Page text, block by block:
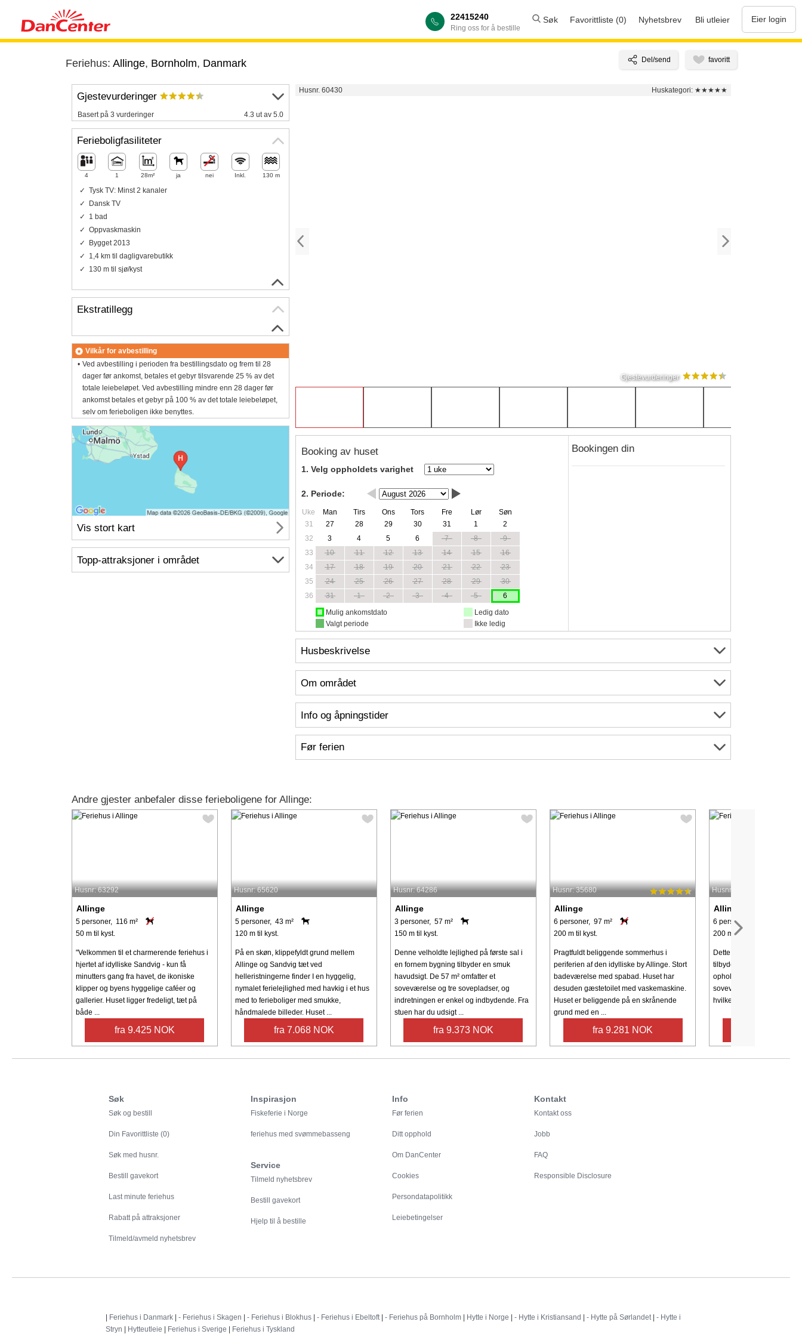
22415240
Ring oss for å bestille
Søk Favorittliste (0) Nyhetsbrev Bli utleier Eier login
Feriehus: Allinge, Bornholm, Danmark
Husnr. 60430 Huskategori: ★★★★★
Gjestevurderinger
Booking av huset
1. Velg oppholdets varighet
2. Periode:
Uke Man Tirs Ons Tors Fre Lør
Søn
31
27 28 29 30 31 1
2
32
3 4 5 6 7 8
9
33
10 11 12 13 14 15
16
34
17 18 19 20 21 22
23
35
24 25 26 27 28 29
30
36
31 1 2 3 4 5
6
Mulig ankomstdato
Valgt periode
Ledig dato
Ikke ledig
Bookingen din
Husbeskrivelse
Om området
Info og åpningstider
Før ferien
Gjestevurderinger
Basert på 3 vurderinger 4.3 ut av 5.0
Ferieboligfasiliteter
4 1 28m² ja nei Inkl. 130 m
Tysk TV: Minst 2 kanaler
Dansk TV
1 bad
Oppvaskmaskin
Bygget 2013
1,4 km til dagligvarebutikk
130 m til sjø/kyst
Ekstratillegg
Vilkår for avbestilling
Ved avbestilling i perioden fra bestillingsdato og frem til 28
dager før ankomst, betales et gebyr tilsvarende 25 % av det
totale leiebeløpet. Ved avbestilling mindre enn 28 dager før
ankomst betales et gebyr på 100 % av det totale leiebeløpet,
selv om ferieboligen ikke benyttes.
Vis stort kart
Topp-attraksjoner i området
Andre gjester anbefaler disse ferieboligene for Allinge:
Husnr: 63292
Allinge
5 personer, 116 m²
50 m til kyst.
"Velkommen til et charmerende feriehus i
hjertet af idylliske Sandvig - kun få
minutters gang fra havet, de ikoniske
klipper og byens hyggelige caféer og
gallerier. Huset ligger fredeligt, tæt på
både ...
fra 9.425 NOK
Husnr: 65620
Allinge
5 personer, 43 m²
120 m til kyst.
På en skøn, klippefyldt grund mellem
Allinge og Sandvig tæt ved
helleristningerne finder I en hyggelig,
nymalet ferielejlighed med havkig i et hus
med to ferieboliger med smukke,
håndmalede billeder. Huset ...
fra 7.068 NOK
Husnr: 64286
Allinge
3 personer, 57 m²
150 m til kyst.
Denne velholdte lejlighed på første sal i
en fornem bygning tilbyder en smuk
havudsigt. De 57 m² omfatter et
soveværelse og tre sovepladser, og
indretningen er enkel og indbydende. Fra
stuen har du udsigt ...
fra 9.373 NOK
Husnr: 35680
Allinge
6 personer, 97 m²
200 m til kyst.
Pragtfuldt beliggende sommerhus i
periferien af den idylliske by Allinge. Stort
badeværelse med spabad. Huset har
desuden gæstetoilet med vaskemaskine.
Huset er beliggende på en skrånende
grund med en ...
fra 9.281 NOK
Husnr: 65098
Allinge
6 personer, 66 m²
200 m til kyst.
Dette charmerende
tilbyder en rolig og
ophold. Huset tilbyder tre
soveværelser med plads
hvilket gør det ideelt for
Søk
Søk og bestill
Din Favorittliste (0)
Søk med husnr.
Bestill gavekort
Last minute feriehus
Rabatt på attraksjoner
Tilmeld/avmeld nyhetsbrev
Inspirasjon
Fiskeferie i Norge
feriehus med svømmebasseng
Service
Tilmeld nyhetsbrev
Bestill gavekort
Hjelp til å bestille
Info
Før ferien
Ditt opphold
Om DanCenter
Cookies
Persondatapolitikk
Leiebetingelser
Kontakt
Kontakt oss
Jobb
FAQ
Responsible Disclosure
| Feriehus i Danmark | - Feriehus i Skagen | - Feriehus i Blokhus | - Feriehus i Ebeltoft | - Feriehus på Bornholm | Hytte i Norge | - Hytte i Kristiansand | - Hytte på Sørlandet | - Hytte i
Stryn | Hytteutleie | Feriehus i Sverige | Feriehus i Tyskland